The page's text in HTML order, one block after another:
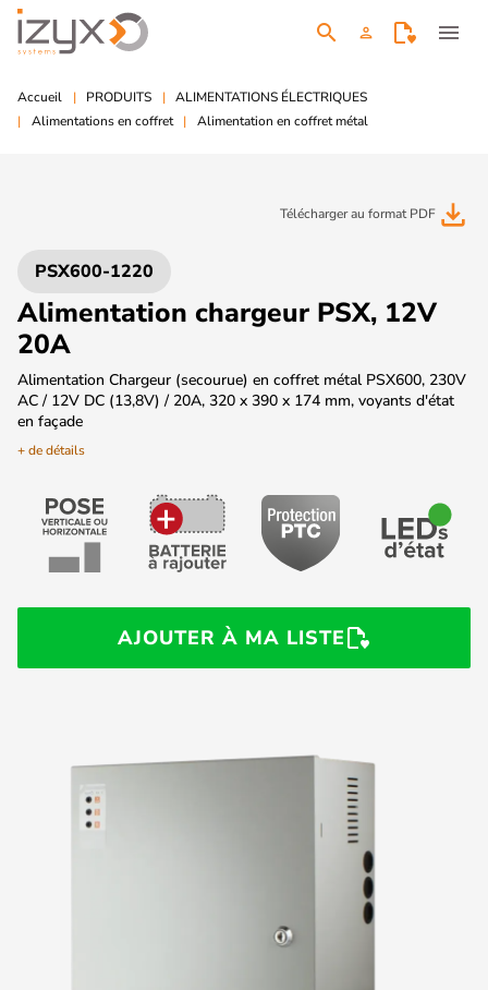
search person menu
Accueil PRODUITS
ALIMENTATIONS ÉLECTRIQUES
Alimentations en coffret
Alimentation en coffret métal
Télécharger au format PDF file_download
PSX600-1220
Alimentation chargeur PSX, 12V
20A
Alimentation Chargeur (secourue) en coffret métal PSX600, 230V
AC / 12V DC (13,8V) / 20A, 320 x 390 x 174 mm, voyants d'état
en façade
+ de détails
AJOUTER À MA LISTE